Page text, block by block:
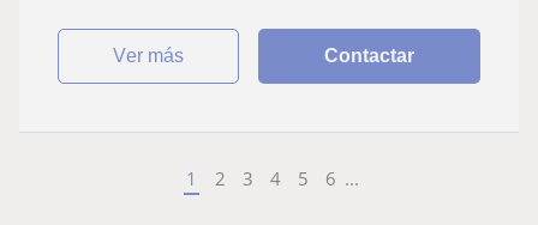
ver más Contactar
1 2 3 4 5 6 ...